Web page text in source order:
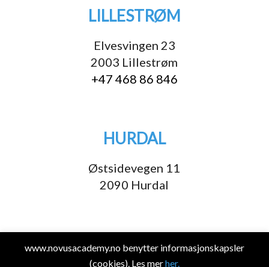
LILLESTRØM
Elvesvingen 23
2003 Lillestrøm
+47 468 86 846
HURDAL
Østsidevegen 11
2090 Hurdal
Åpningstider for lokalet
www.novusacademy.no benytter informasjonskapsler
(cookies). Les merher.